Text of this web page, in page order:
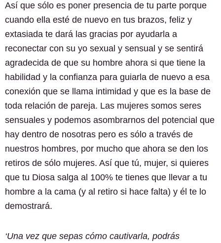
Así que sólo es poner presencia de tu parte porque
cuando ella esté de nuevo en tus brazos, feliz y
extasiada te dará las gracias por ayudarla a
reconectar con su yo sexual y sensual y se sentirá
agradecida de que su hombre ahora si que tiene la
habilidad y la confianza para guiarla de nuevo a esa
conexión que se llama intimidad y que es la base de
toda relación de pareja. Las mujeres somos seres
sensuales y podemos asombrarnos del potencial que
hay dentro de nosotras pero es sólo a través de
nuestros hombres, por mucho que ahora se den los
retiros de sólo mujeres. Así que tú, mujer, si quieres
que tu Diosa salga al 100% te tienes que llevar a tu
hombre a la cama (y al retiro si hace falta) y él te lo
demostrará.
‘Una vez que sepas cómo cautivarla, podrás